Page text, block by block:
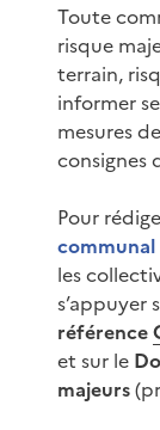
Toute
risque
terrain,
informer
mesures
consignes
Pour
communal
les
s’appuyer
référence
et sur le
majeurs